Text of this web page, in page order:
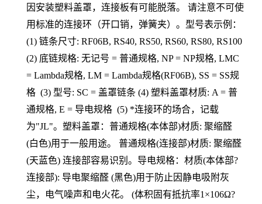
因安装塑料盖罩，连接板有可能脱落。 请注意不可使
用标准的连接环（开口销，弹簧夹）。型号表示例：
(1) 链条尺寸: RF06B, RS40, RS50, RS60, RS80, RS100
(2) 底链规格: 无记号 = 普通规格, NP = NP规格, LMC
= Lambda规格, LM = Lambda规格(RF06B), SS = SS规
格 (3) 型号: SC = 盖罩链条 (4) 塑料盖罩材质: A = 普
通规格, E = 导电规格 (5) *连接环的场合，记载
为"JL"。塑料盖罩：普通规格(本体部)材质: 聚缩醛
(白色)用于一般用途。 普通规格(连接部)材质: 聚缩醛
(天蓝色) 连接部容易识别。导电规格：材质(本体部?
连接部): 导电聚缩醛 (黑色)用于防止因静电吸附灰
尘，电气噪声和电火花。 (体积固有抵抗率1×106Ω?